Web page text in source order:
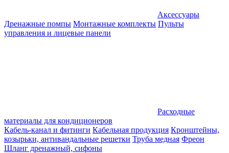
Аксессуары
Дренажные помпы Монтажные комплекты Пульты
управления и лицевые панели
Расходные
материалы для кондиционеров
Кабель-канал и фитинги Кабельная продукция Кронштейны,
козырьки, антивандальные решетки Труба медная Фреон
Шланг дренажный, сифоны